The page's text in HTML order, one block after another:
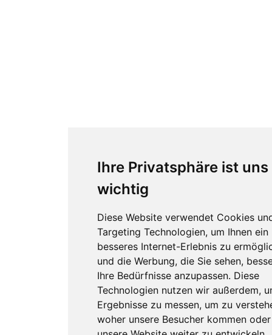
Ihre Privatsphäre ist uns
wichtig
Diese Website verwendet Cookies
Targeting Technologien, um Ihnen ein
besseres Internet-Erlebnis zu
und die Werbung, die Sie sehen,
Ihre Bedürfnisse anzupassen. Diese
Technologien nutzen wir außerdem,
Ergebnisse zu messen, um zu
woher unsere Besucher kommen